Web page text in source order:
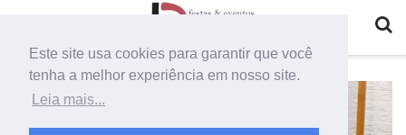
Este site usa cookies para garantir que você
tenha a melhor experiência em nosso site.
Leia mais...